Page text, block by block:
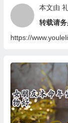
本文由
转载请务
https://